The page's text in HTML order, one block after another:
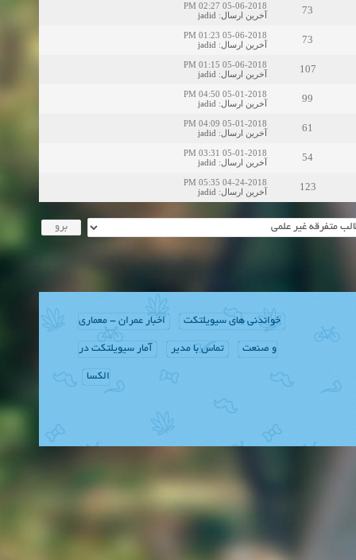
73
05-06-2018 02:27 PM
آخرین ارسال:
jadid
73
05-06-2018 01:23 PM
آخرین ارسال:
jadid
107
05-06-2018 01:15 PM
آخرین ارسال:
jadid
99
05-01-2018 04:50 PM
آخرین ارسال:
jadid
61
05-01-2018 04:09 PM
آخرین ارسال:
jadid
54
05-01-2018 03:31 PM
آخرین ارسال:
jadid
123
04-24-2018 05:35 PM
آخرین ارسال:
jadid
خواندنی های سیویلتکت اخبار عمران - معماری
و صنعت تماس با مدیر آمار سیویلتکت در
الکسا